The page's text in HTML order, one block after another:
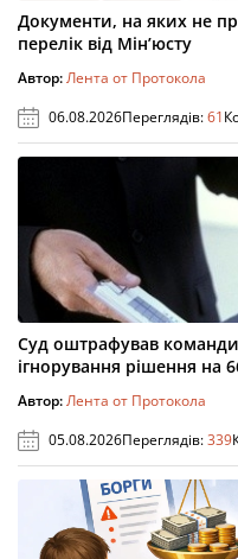
Документи, на яких не
перелік від Мін’юсту
Автор:Лента от Протокола
06.08.2026Переглядів:61
Суд оштрафував
ігнорування рішення на
Автор:Лента от Протокола
05.08.2026Переглядів:339